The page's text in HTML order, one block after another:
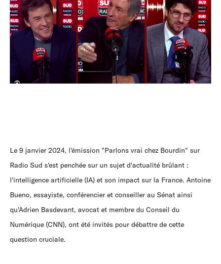
Le 9 janvier 2024, l'émission "Parlons vrai chez Bourdin" sur
Radio Sud s'est penchée sur un sujet d'actualité brûlant :
l'intelligence artificielle (IA) et son impact sur la France. Antoine
Bueno, essayiste, conférencier et conseiller au Sénat ainsi
qu'Adrien Basdevant, avocat et membre du Conseil du
Numérique (CNN), ont été invités pour débattre de cette
question cruciale.